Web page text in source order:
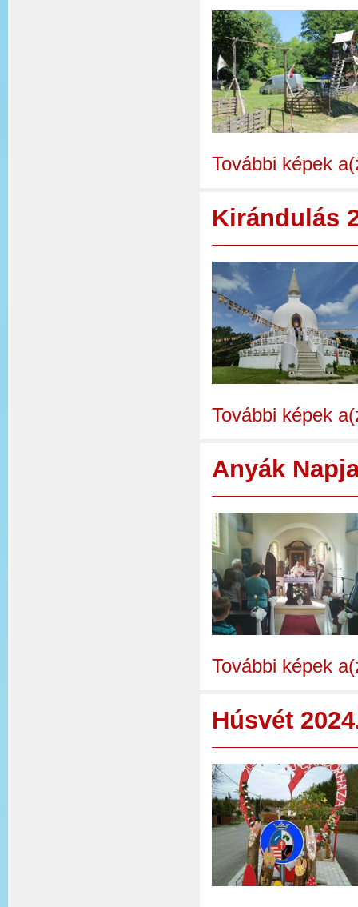
További képek
Kirándulás
További képek
Anyák
További képek
Húsvét